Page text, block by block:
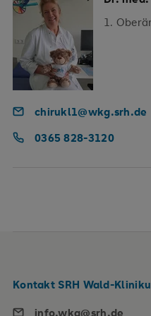
1.
chirukl1@wkg.srh.de
0365 828-3120
Kontakt SRH Wald-
info.wkg@srh.de